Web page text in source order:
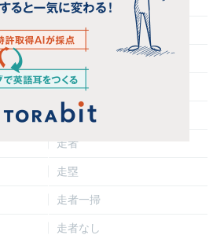
盗塁
ダブルスチール
トリプルスチール
盗塁失敗
走者
走塁
走者一掃
走者なし